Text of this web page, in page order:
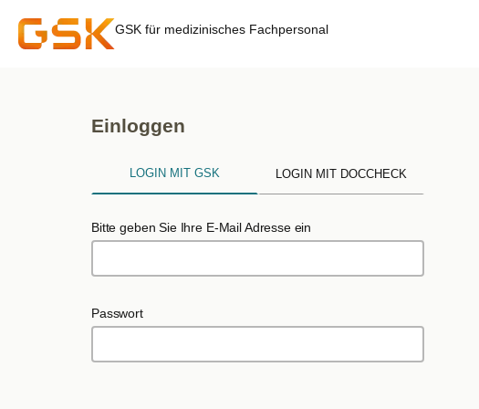
GSK für medizinisches Fachpersonal
Einloggen
LOGIN MIT GSK LOGIN MIT DOCCHECK
Bitte geben Sie Ihre E-Mail Adresse ein
Passwort